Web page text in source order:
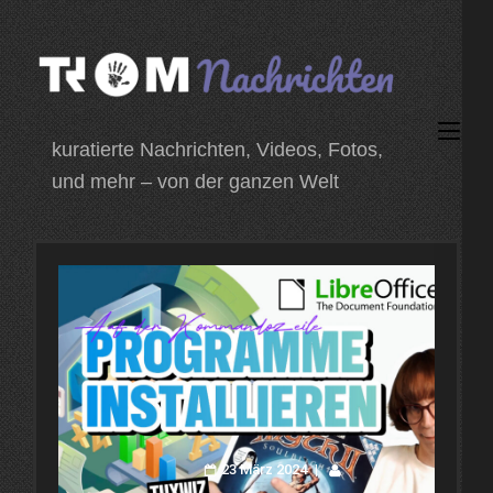
Zum
Inhalt
springen
drücken)
kuratierte Nachrichten, Videos, Fotos,
und mehr – von der ganzen Welt
23 März 2024